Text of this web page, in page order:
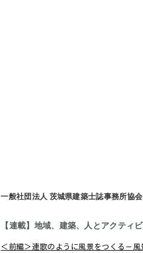
一般社団法人 茨城県建築士誌事務所協
【連載】地域、建築、人とアクティ
＜前編＞連歌のように風景をつくる－